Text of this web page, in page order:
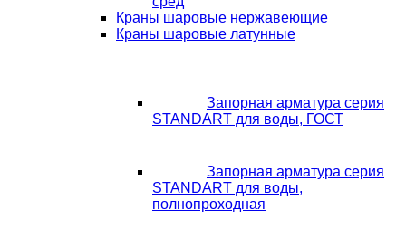
Краны шаровые нержавеющие
Краны шаровые латунные
Запорная арматура серия
STANDART для воды, ГОСТ
Запорная арматура серия
STANDART для воды,
полнопроходная